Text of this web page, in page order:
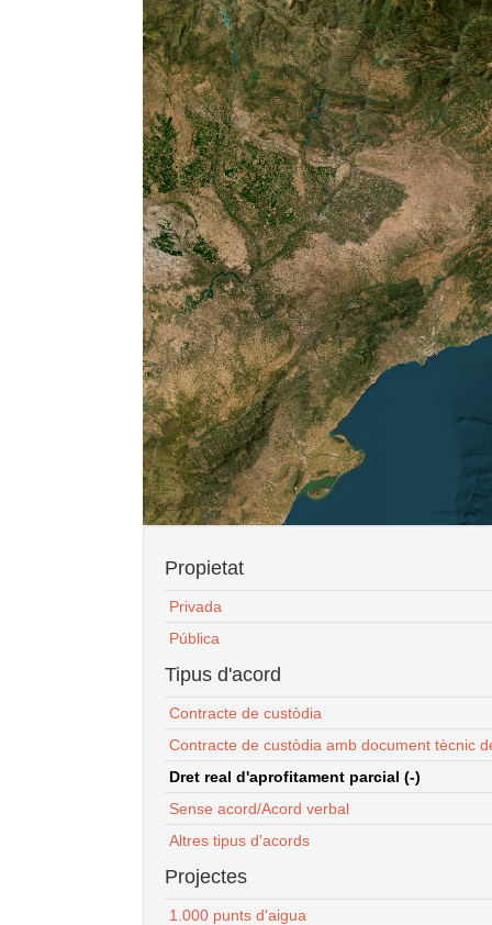
Propietat
Privada
Pública
Tipus d'acord
Contracte de custòdia
Contracte de custòdia amb document tècnic
Dret real d'aprofitament parcial (-)
Sense acord/Acord verbal
Altres tipus d'acords
Projectes
1.000 punts d'aigua